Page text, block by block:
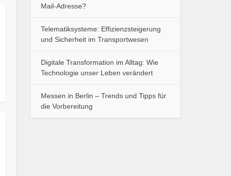
Mail-Adresse?
Telematiksysteme: Effizienzsteigerung
und Sicherheit im Transportwesen
Digitale Transformation im Alltag: Wie
Technologie unser Leben verändert
Messen in Berlin – Trends und Tipps für
die Vorbereitung